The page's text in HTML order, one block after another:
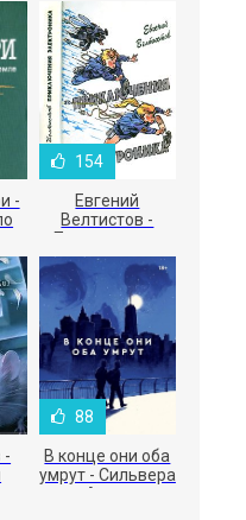
-
154
Евгений
Велтистов -
Приключения
Электроника
-
88
В конце они оба
умрут - Сильвера
Адам